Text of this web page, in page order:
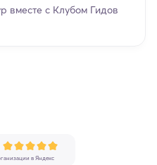
вместе с Клубом Гидов
в Яндекс